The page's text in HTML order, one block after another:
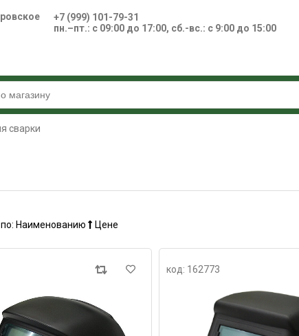
+7 (999) 101-79-31
пн.–пт.: с 09:00 до 17:00, сб.-вс.: с 9:00 до 15:00
сварки
Наименованию Цене
код: 162773